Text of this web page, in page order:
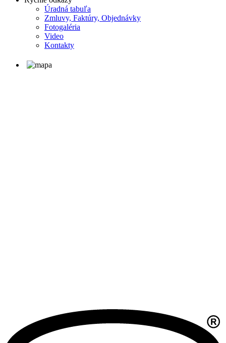
Úradná tabuľa
Zmluvy, Faktúry, Objednávky
Fotogaléria
Video
Kontakty